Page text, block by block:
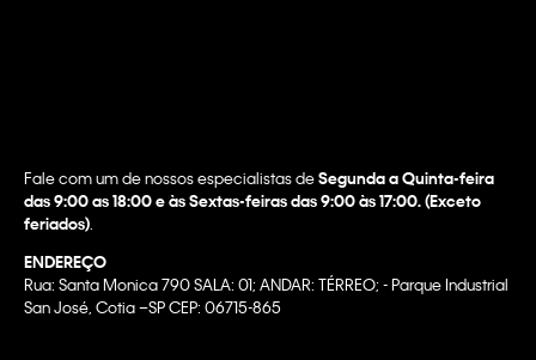
Fale com um de nossos especialistas deSegunda a Quinta-feira
das 9:00 as 18:00 e às Sextas-feiras das 9:00 às 17:00. (Exceto
feriados)
ENDEREÇO
Rua: Santa Monica 790 SALA: 01; ANDAR: TÉRREO; - Parque Industrial
San José, Cotia –SP CEP: 06715-865